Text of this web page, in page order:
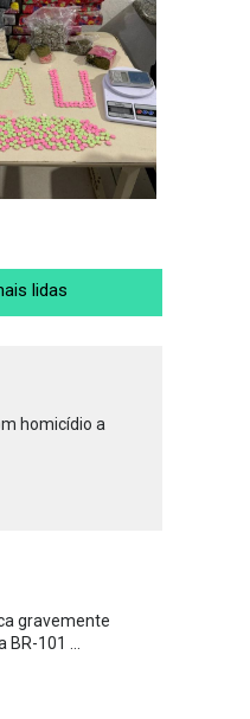
lidas
homicídio a
gravemente
101 ...